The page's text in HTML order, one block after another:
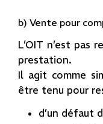
b) Vente pour
L’OIT n’est pas
prestation.
Il agit comme
être tenu pour
d’un défaut